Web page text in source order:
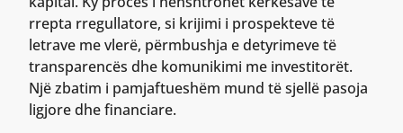
rrepta rregullatore, si krijimi i prospekteve të
letrave me vlerë, përmbushja e detyrimeve të
transparencës dhe komunikimi me investitorët.
Një zbatim i pamjaftueshëm mund të sjellë pasoja
ligjore dhe financiare.